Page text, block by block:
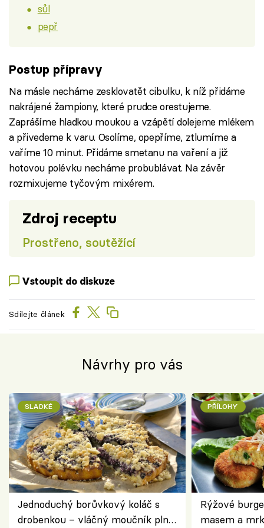
sůl
pepř
Postup přípravy
Na másle necháme zesklovatět cibulku, k níž přidáme
nakrájené žampiony, které prudce orestujeme.
Zaprášíme hladkou moukou a vzápětí dolejeme mlékem
a přivedeme k varu. Osolíme, opepříme, ztlumíme a
vaříme 10 minut. Přidáme smetanu na vaření a již
hotovou polévku necháme probublávat. Na závěr
rozmixujeme tyčovým mixérem.
Zdroj receptu
Prostřeno, soutěžící
Vstoupit do diskuze
Sdílejte článek
Návrhy pro vás
SLADKÉ
Jednoduchý borůvkový koláč s
drobenkou – vláčný moučník plný
PŘÍLOHY
Rýžové
masem a